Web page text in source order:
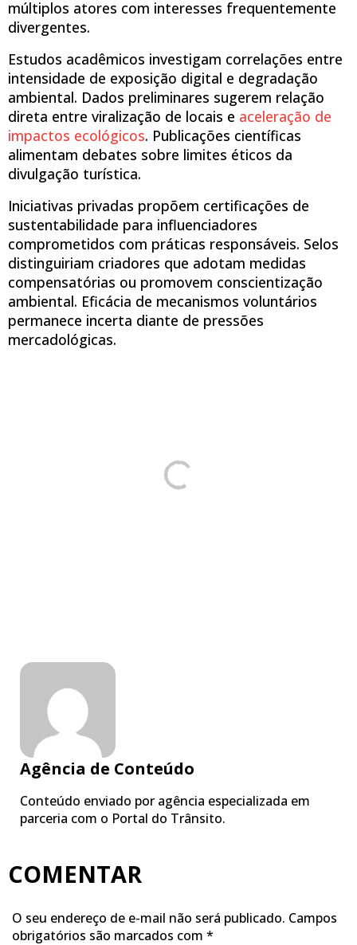
múltiplos atores com interesses frequentemente
divergentes.
Estudos acadêmicos investigam correlações entre
intensidade de exposição digital e degradação
ambiental. Dados preliminares sugerem relação
direta entre viralização de locais e aceleração de
impactos ecológicos. Publicações científicas
alimentam debates sobre limites éticos da
divulgação turística.
Iniciativas privadas propõem certificações de
sustentabilidade para influenciadores
comprometidos com práticas responsáveis. Selos
distinguiriam criadores que adotam medidas
compensatórias ou promovem conscientização
ambiental. Eficácia de mecanismos voluntários
permanece incerta diante de pressões
mercadológicas.
Agência de Conteúdo
Conteúdo enviado por agência especializada em
parceria com o Portal do Trânsito.
COMENTAR
O seu endereço de e-mail não será publicado. Campos
obrigatórios são marcados com *